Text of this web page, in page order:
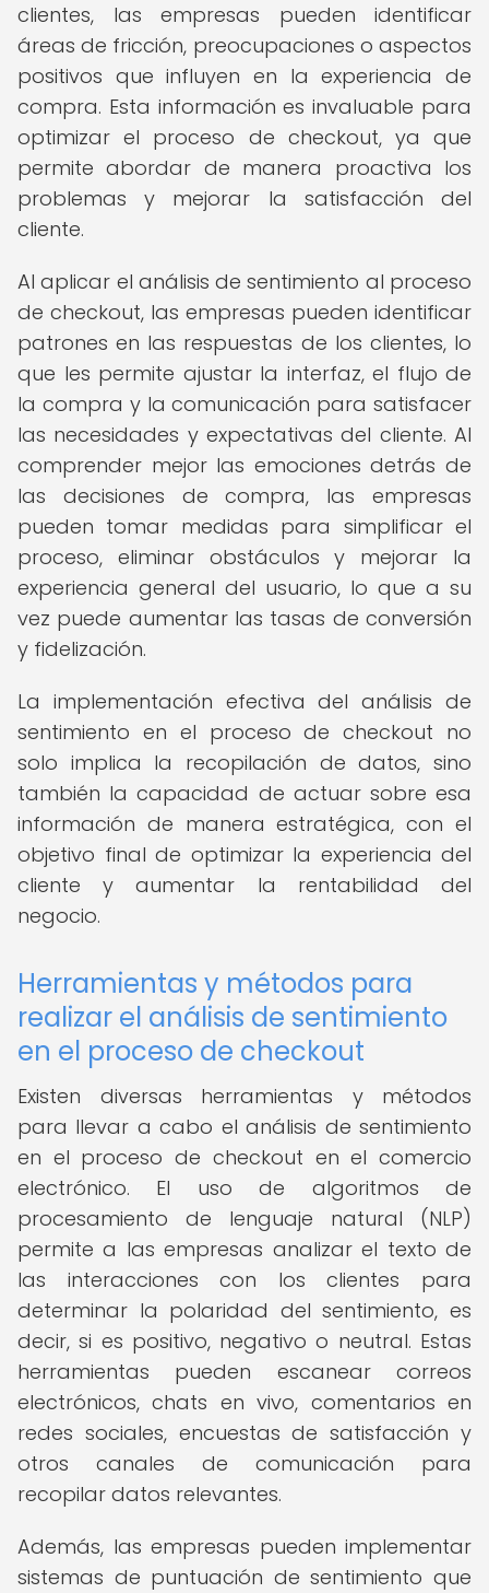
clientes, las empresas pueden identificar
áreas de fricción, preocupaciones o aspectos
positivos que influyen en la experiencia de
compra. Esta información es invaluable para
optimizar el proceso de checkout, ya que
permite abordar de manera proactiva los
problemas y mejorar la satisfacción del
cliente.
Al aplicar el análisis de sentimiento al proceso
de checkout, las empresas pueden identificar
patrones en las respuestas de los clientes, lo
que les permite ajustar la interfaz, el flujo de
la compra y la comunicación para satisfacer
las necesidades y expectativas del cliente. Al
comprender mejor las emociones detrás de
las decisiones de compra, las empresas
pueden tomar medidas para simplificar el
proceso, eliminar obstáculos y mejorar la
experiencia general del usuario, lo que a su
vez puede aumentar las tasas de conversión
y fidelización.
La implementación efectiva del análisis de
sentimiento en el proceso de checkout no
solo implica la recopilación de datos, sino
también la capacidad de actuar sobre esa
información de manera estratégica, con el
objetivo final de optimizar la experiencia del
cliente y aumentar la rentabilidad del
negocio.
Herramientas y métodos para
realizar el análisis de sentimiento
en el proceso de checkout
Existen diversas herramientas y métodos
para llevar a cabo el análisis de sentimiento
en el proceso de checkout en el comercio
electrónico. El uso de algoritmos de
procesamiento de lenguaje natural (NLP)
permite a las empresas analizar el texto de
las interacciones con los clientes para
determinar la polaridad del sentimiento, es
decir, si es positivo, negativo o neutral. Estas
herramientas pueden escanear correos
electrónicos, chats en vivo, comentarios en
redes sociales, encuestas de satisfacción y
otros canales de comunicación para
recopilar datos relevantes.
Además, las empresas pueden implementar
sistemas de puntuación de sentimiento que